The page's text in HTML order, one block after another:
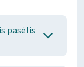
pasėlis